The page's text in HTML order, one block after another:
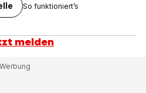
So funktioniert’s
melden